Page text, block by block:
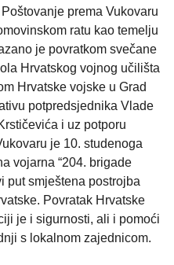
prema Vukovaru
ratu kao temelju
je povratkom svečane
Hrvatskog vojnog učilišta
Hrvatske vojske u Grad
potpredsjednika Vlade
i uz potporu
je 10. studenoga
vojarna “204. brigade
put smještena postrojba
Povratak Hrvatske
je i sigurnosti, ali i pomoći
s lokalnom zajednicom.